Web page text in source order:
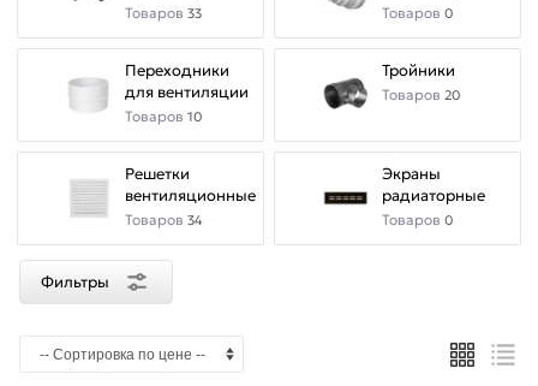
Товаров 33 Товаров 0
Переходники
для вентиляции
Товаров 10
Тройники
Товаров 20
Решетки
вентиляционные
Товаров 34
Экраны
радиаторные
Товаров 0
Фильтры